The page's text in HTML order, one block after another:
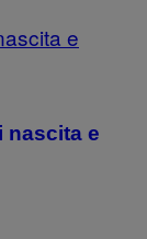
nascita e